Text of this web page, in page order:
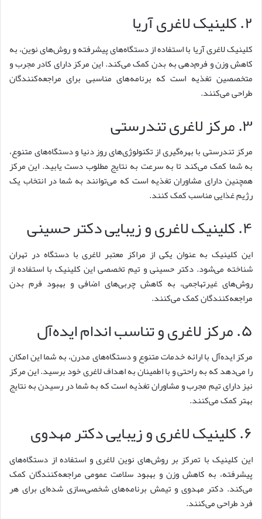
۲. کلینیک لاغری آریا
کلینیک لاغری آریا با استفاده از دستگاه‌های پیشرفته و روش‌های نوین، به
کاهش وزن و فرم‌دهی به بدن کمک می‌کند. این مرکز دارای کادر مجرب و
متخصصین تغذیه است که برنامه‌های مناسبی برای مراجعه‌کنندگان
طراحی می‌کنند.
۳. مرکز لاغری تندرستی
مرکز تندرستی با بهره‌گیری از تکنولوژی‌های روز دنیا و دستگاه‌های متنوع،
به شما کمک می‌کند تا به سرعت به نتایج مطلوب دست یابید. این مرکز
همچنین دارای مشاوران تغذیه است که می‌توانند به شما در انتخاب یک
رژیم غذایی مناسب کمک کنند.
۴. کلینیک لاغری و زیبایی دکتر حسینی
این کلینیک به عنوان یکی از مراکز معتبر لاغری با دستگاه در تهران
شناخته می‌شود. دکتر حسینی و تیم تخصصی این کلینیک با استفاده از
روش‌های غیرتهاجمی، به کاهش چربی‌های اضافی و بهبود فرم بدن
مراجعه‌کنندگان کمک می‌کنند.
۵. مرکز لاغری و تناسب اندام ایده‌آل
مرکز ایده‌آل با ارائه خدمات متنوع و دستگاه‌های مدرن، به شما این امکان
را می‌دهد که به راحتی و با اطمینان به اهداف لاغری خود برسید. این مرکز
نیز دارای تیم مجرب و مشاوران تغذیه است که به شما در رسیدن به نتایج
بهتر کمک می‌کنند.
۶. کلینیک لاغری و زیبایی دکتر مهدوی
این کلینیک با تمرکز بر روش‌های نوین لاغری و استفاده از دستگاه‌های
پیشرفته، به کاهش وزن و بهبود سلامت عمومی مراجعه‌کنندگان کمک
می‌کند. دکتر مهدوی و تیمش برنامه‌های شخصی‌سازی شده‌ای برای هر
فرد طراحی می‌کنند.